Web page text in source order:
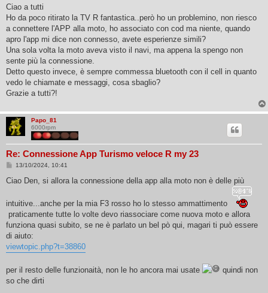
s
a
g
i
o
Ciao a tutti
Ho da poco ritirato la TV R fantastica..però ho un problemino, non riesco
a connettere l'APP alla moto, ho associato con cod ma niente, quando
apro l'app mi dice non connesso, avete esperienze simili?
Una sola volta la moto aveva visto il navi, ma appena la spengo non
sente più la connessione.
Detto questo invece, è sempre commessa bluetooth con il cell in quanto
vedo le chiamate e messaggi, cosa sbaglio?
Grazie a tutti?!
Papo_81
6000rpm
Re: Connessione App Turismo veloce R my 23
M
s
g
g
i
13/10/2024, 10:41
Ciao Den, si allora la connessione della app alla moto non è delle più
intuitive...anche per la mia F3 rosso ho lo stesso ammattimento
praticamente tutte lo volte devo riassociare come nuova moto e allora
funziona quasi subito, se ne è parlato un bel pò qui, magari ti può essere
di aiuto:
viewtopic.php?t=38860
per il resto delle funzionaità, non le ho ancora mai usate
quindi non
so che dirti